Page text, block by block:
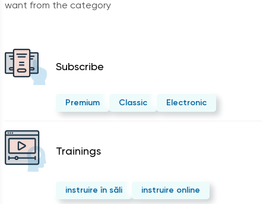
want from the category
Subscribe
Premium Classic Electronic
Trainings
instruire în săli instruire online